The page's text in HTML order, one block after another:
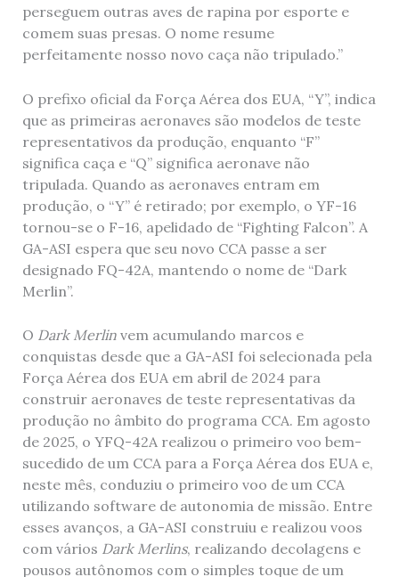
perseguem outras aves de rapina por esporte e
comem suas presas. O nome resume
perfeitamente nosso novo caça não tripulado.”
O prefixo oficial da Força Aérea dos EUA, “Y”, indica
que as primeiras aeronaves são modelos de teste
representativos da produção, enquanto “F”
significa caça e “Q” significa aeronave não
tripulada. Quando as aeronaves entram em
produção, o “Y” é retirado; por exemplo, o YF-16
tornou-se o F-16, apelidado de “Fighting Falcon”. A
GA-ASI espera que seu novo CCA passe a ser
designado FQ-42A, mantendo o nome de “Dark
Merlin”.
O Dark Merlinvem acumulando marcos e
conquistas desde que a GA-ASI foi selecionada pela
Força Aérea dos EUA em abril de 2024 para
construir aeronaves de teste representativas da
produção no âmbito do programa CCA. Em agosto
de 2025, o YFQ-42A realizou o primeiro voo bem-
sucedido de um CCA para a Força Aérea dos EUA e,
neste mês, conduziu o primeiro voo de um CCA
utilizando software de autonomia de missão. Entre
esses avanços, a GA-ASI construiu e realizou voos
com vários Dark Merlins, realizando decolagens e
pousos autônomos com o simples toque de um